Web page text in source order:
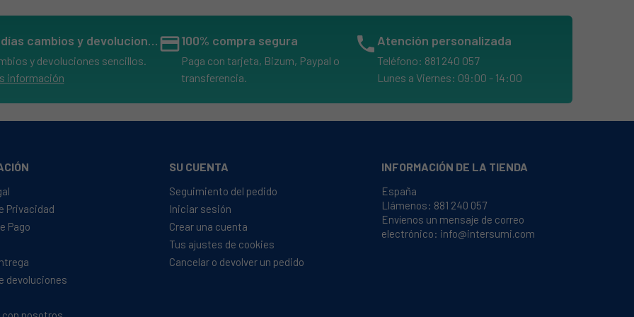
14 días cambios y devoluciones
y devoluciones sencillos.
información
credit_card100% compra segura
Paga con tarjeta, Bizum, Paypal o
transferencia.
phone Atención personalizada
Teléfono: 881 240 057
Lunes a Viernes: 09:00 - 14:00
Privacidad
Pago
devoluciones
SU CUENTA
Seguimiento del pedido
Iniciar sesión
Crear una cuenta
Tus ajustes de cookies
Cancelar o devolver un pedido
INFORMACIÓN DE LA TIENDA
España
Llámenos: 881 240 057
Envíenos un mensaje de correo
electrónico: info@intersumi.com